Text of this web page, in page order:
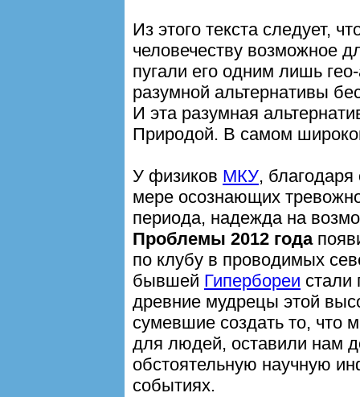
Из этого текста следует,
человечеству возможное
пугали его одним лишь
разумной альтернативы
И эта разумная
Природой. В самом
У физиков МКУ,
мере осознающих
периода, надежда на
Проблемы 2012 года
по клубу в проводимых
бывшей Гипербореи стали
древние мудрецы этой
сумевшие создать то, что
для людей, оставили нам
обстоятельную научную
событиях.